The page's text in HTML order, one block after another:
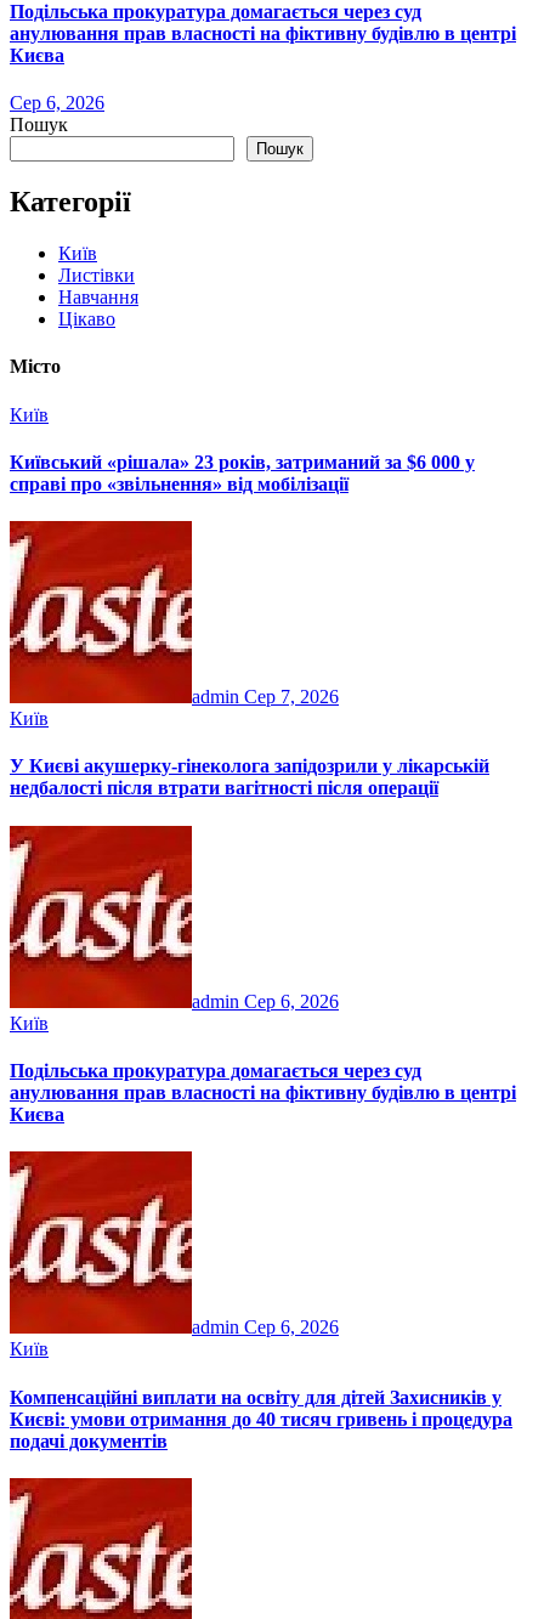
Подільська прокуратура домагається через суд
анулювання прав власності на фіктивну будівлю в центрі
Києва
Сер 6, 2026
Пошук
Пошук
Категорії
Київ
Листівки
Навчання
Цікаво
Місто
Київ
Київський «рішала» 23 років, затриманий за $6 000 у
справі про «звільнення» від мобілізації
admin Сер 7, 2026
Київ
У Києві акушерку-гінеколога запідозрили у лікарській
недбалості після втрати вагітності після операції
admin Сер 6, 2026
Київ
Подільська прокуратура домагається через суд
анулювання прав власності на фіктивну будівлю в центрі
Києва
admin Сер 6, 2026
Київ
Компенсаційні виплати на освіту для дітей Захисників у
Києві: умови отримання до 40 тисяч гривень і процедура
подачі документів